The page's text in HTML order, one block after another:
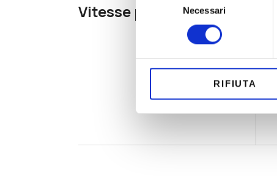
del
Necessari
RIFIUTA
Vitesse par minute